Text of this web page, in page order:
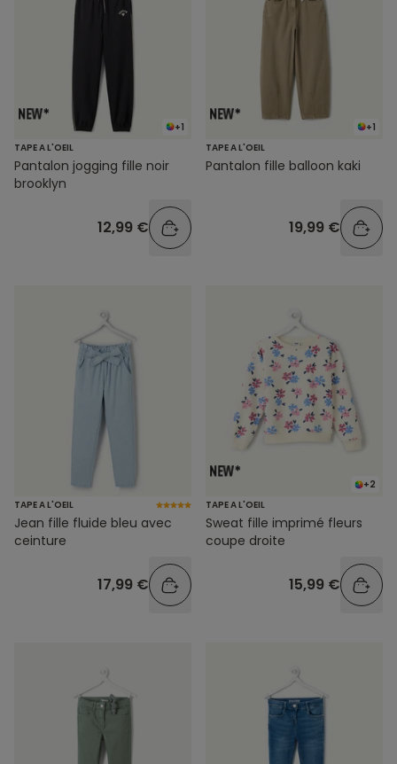
+1
TAPE A L'OEIL
Pantalon jogging fille noir
brooklyn
12,99 €
+1
TAPE A L'OEIL
Pantalon fille balloon kaki
19,99 €
TAPE A L'OEIL
Jean fille fluide bleu avec
ceinture
17,99 €
+2
TAPE A L'OEIL
Sweat fille imprimé fleurs
coupe droite
15,99 €